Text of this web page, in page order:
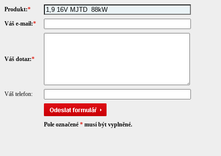
Produkt:*
Váš e-mail:*
Váš dotaz:*
Váš telefon:
Pole označené * musí být vyplněné.